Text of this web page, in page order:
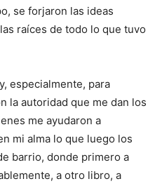
se forjaron las ideas
raíces de todo lo que tuvo
especialmente, para
la autoridad que me dan los
me ayudaron a
mi alma lo que luego los
barrio, donde primero a
a otro libro, a